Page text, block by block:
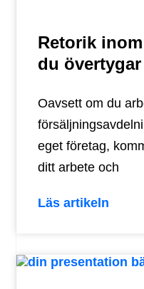
Retorik
du övertygar
Oavsett om du
eget företag,
ditt arbete och
Läs artikeln